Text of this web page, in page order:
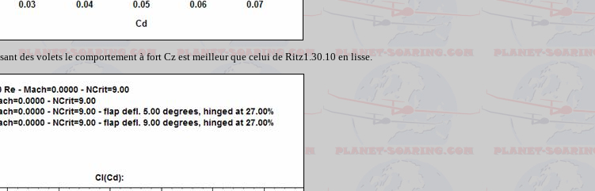
des volets le comportement à fort Cz est meilleur que celui de Ritz1.30.10 en lisse.